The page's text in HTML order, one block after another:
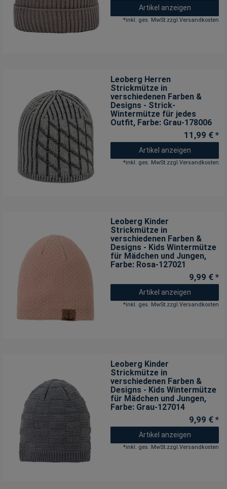
Artikel anzeigen
*inkl. ges. MwSt.zzgl.Versandkosten
Leoberg Herren
Strickmütze in
verschiedenen Farben &
Designs - Strick-
Wintermütze für jedes
Outfit, Farbe: Grau-178006
11,99 € *
Artikel anzeigen
*inkl. ges. MwSt. zzgl. Versandkosten
Leoberg Kinder
Strickmütze in
verschiedenen Farben &
Designs - Kids Wintermütze
für Mädchen und Jungen,
Farbe: Rosa-127021
9,99 € *
Artikel anzeigen
*inkl. ges. MwSt.zzgl.Versandkosten
Leoberg Kinder
Strickmütze in
verschiedenen Farben &
Designs - Kids Wintermütze
für Mädchen und Jungen,
Farbe: Grau-127014
9,99 € *
Artikel anzeigen
*inkl. ges. MwSt.zzgl.Versandkosten